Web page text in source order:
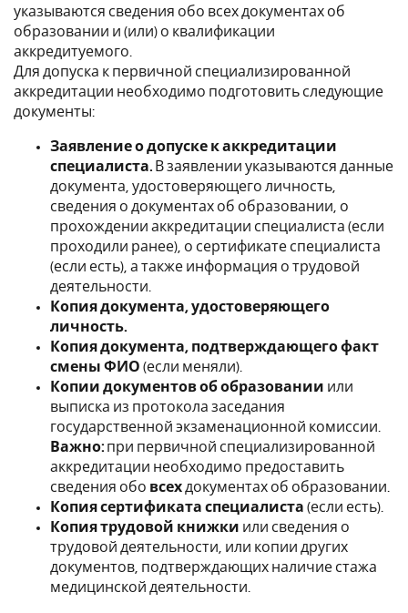
указываются сведения обо всех документах об
образовании и (или) о квалификации
аккредитуемого.
Для допуска к первичной специализированной
аккредитации необходимо подготовить следующие
документы:
Заявление о допуске к аккредитации
специалиста. В заявлении указываются данные
документа, удостоверяющего личность,
сведения о документах об образовании, о
прохождении аккредитации специалиста (если
проходили ранее), о сертификате специалиста
(если есть), а также информация о трудовой
деятельности.
Копия документа, удостоверяющего
личность.
Копия документа, подтверждающего факт
смены ФИО (если меняли).
Копии документов об образовании или
выписка из протокола заседания
государственной экзаменационной комиссии.
Важно: при первичной специализированной
аккредитации необходимо предоставить
сведения обо всех документах об образовании.
Копия сертификата специалиста (если есть).
Копия трудовой книжки или сведения о
трудовой деятельности, или копии других
документов, подтверждающих наличие стажа
медицинской деятельности.